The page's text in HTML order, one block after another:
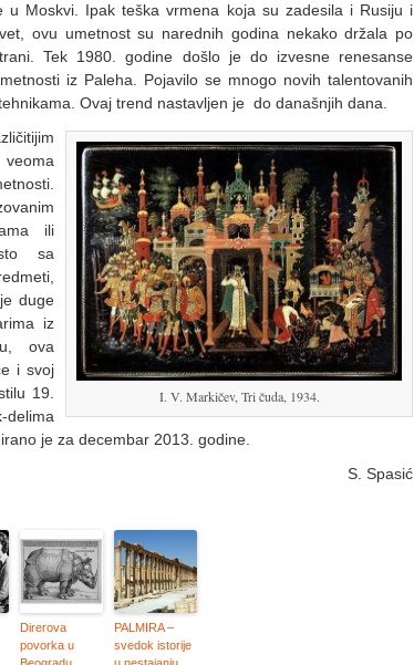
u Moskvi. Ipak teška vrmena koja su zadesila i Rusiju i
ovu umetnost su narednih godina nekako držala po
Tek 1980. godine došlo je do izvesne renesanse
iz Paleha. Pojavilo se mnogo novih talentovanih
Ovaj trend nastavljen je do današnjih dana.
I. V. Markičev, Tri čuda, 1934.
ili
sa
duge
iz
ova
i svoj
19.
je za decembar 2013. godine.
S. Spasić
Direrova
povorka u
PALMIRA –
svedok istorije